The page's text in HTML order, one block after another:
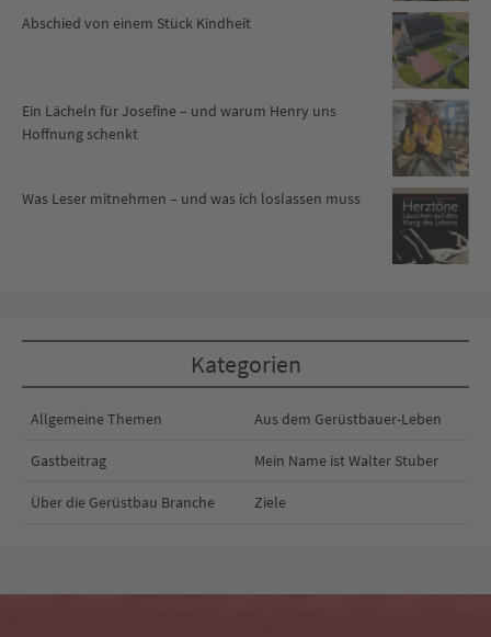
Abschied von einem Stück Kindheit
Ein Lächeln für Josefine – und warum Henry uns
Hoffnung schenkt
Was Leser mitnehmen – und was ich loslassen muss
Kategorien
Allgemeine Themen Aus dem Gerüstbauer-Leben
Gastbeitrag Mein Name ist Walter Stuber
Über die Gerüstbau Branche Ziele